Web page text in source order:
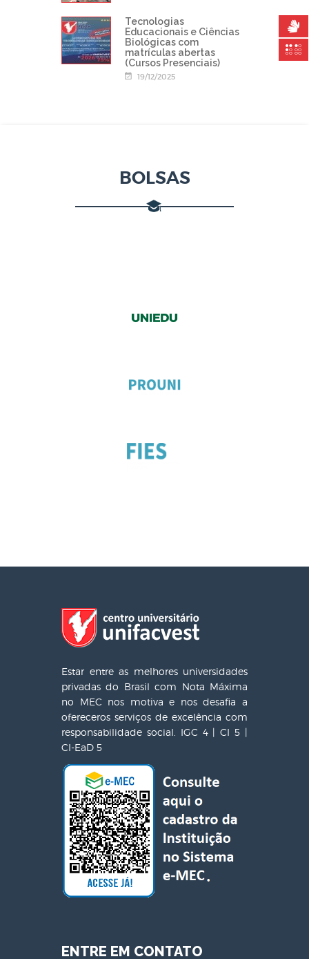
Tecnologias
Educacionais e Ciências
Biológicas com
matrículas abertas
(Cursos Presenciais)
19/12/2025
BOLSAS
Estar entre as melhores universidades
privadas do Brasil com Nota Máxima
no MEC nos motiva e nos desafia a
ofereceros serviços de excelência com
responsabilidade social. IGC 4 | CI 5 |
CI-EaD 5
ENTRE EM CONTATO